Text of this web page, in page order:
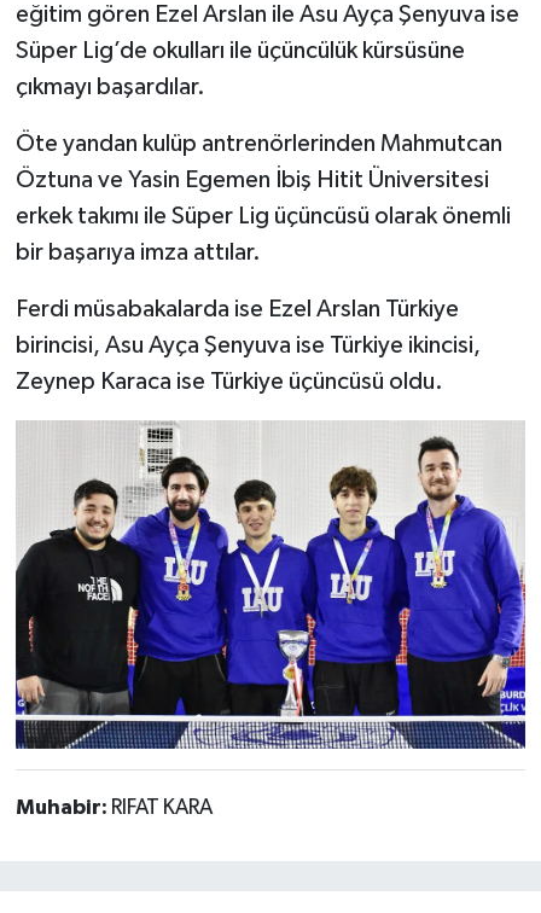
eğitim gören Ezel Arslan ile Asu Ayça Şenyuva ise
Süper Lig’de okulları ile üçüncülük kürsüsüne
çıkmayı başardılar.
Öte yandan kulüp antrenörlerinden Mahmutcan
Öztuna ve Yasin Egemen İbiş Hitit Üniversitesi
erkek takımı ile Süper Lig üçüncüsü olarak önemli
bir başarıya imza attılar.
Ferdi müsabakalarda ise Ezel Arslan Türkiye
birincisi, Asu Ayça Şenyuva ise Türkiye ikincisi,
Zeynep Karaca ise Türkiye üçüncüsü oldu.
Muhabir: RIFAT KARA